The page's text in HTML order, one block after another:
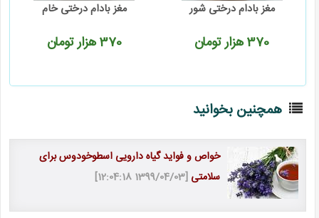
مغز بادام درختی شور
370هزار تومان
مغز بادام درختی خام
370هزار تومان
همچنین بخوانید
خواص و فواید گیاه دارویی اسطوخودوس برای
سلامتی [1399/04/03 12:04:18]